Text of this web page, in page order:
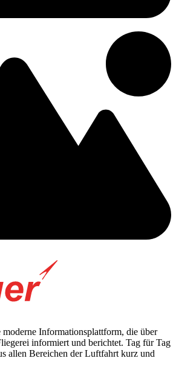
Informationsplattform, die über
informiert und berichtet. Tag für Tag
allen Bereichen der Luftfahrt kurz und